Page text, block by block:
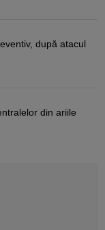
după atacul
din ariile